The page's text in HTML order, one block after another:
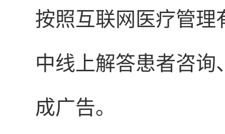
按照互联网医疗管理
中线上解答患者咨
成广告。